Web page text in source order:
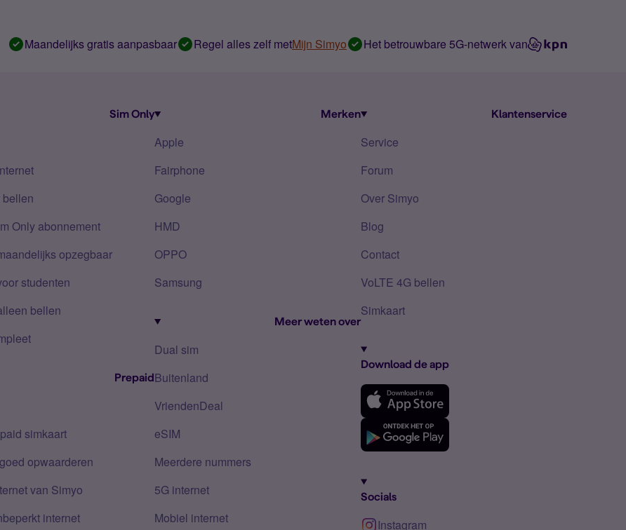
Maandelijks gratis aanpasbaar Regel alles zelf metMijn Simyo Het betrouwbare 5G-netwerk van
Sim Only
bellen
Only abonnement
opzegbaar
studenten
bellen
Prepaid
simkaart
opwaarderen
van Simyo
internet
Merken
Apple
Fairphone
Google
HMD
OPPO
Samsung
Meer weten over
Dual sim
Buitenland
VriendenDeal
eSIM
Meerdere nummers
5G internet
Mobiel internet
Klantenservice
Service
Forum
Over Simyo
Blog
Contact
VoLTE 4G bellen
Simkaart
Download de app
Socials
Instagram